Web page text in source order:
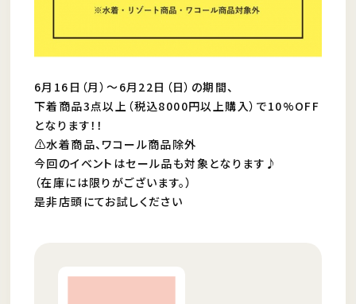
6月16日（月）〜6月22日（日）の期間、
下着商品3点以上（税込8000円以上購入）で10%OFF
となります！！
⚠︎水着商品、ワコール商品除外
今回のイベントはセール品も対象となります♪
（在庫には限りがございます。）
是非店頭にてお試しください